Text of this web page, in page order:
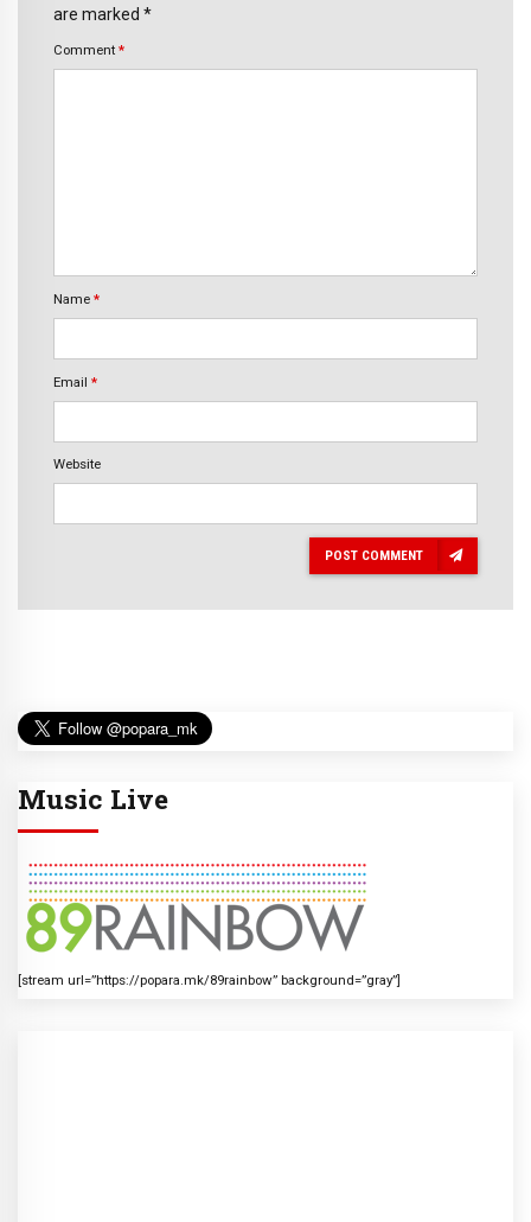
are marked *
Comment *
Name *
Email *
Website
POST COMMENT
Music Live
[stream url=”https://popara.mk/89rainbow” background=”gray”]